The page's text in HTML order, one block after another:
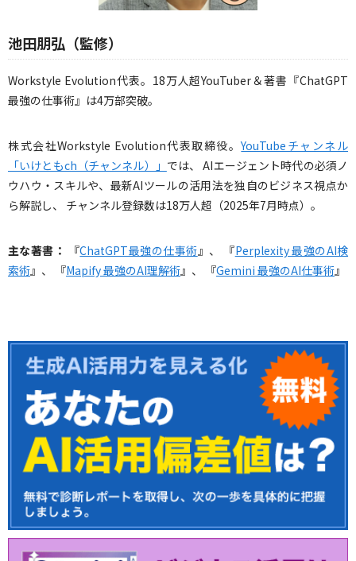
池田朋弘（監修）
Workstyle Evolution代表。18万人超YouTuber＆著書『ChatGPT
最強の仕事術』は4万部突破。
株式会社Workstyle Evolution代表取締役。YouTubeチャンネル
「いけともch（チャンネル）」 では、 AIエージェント時代の必須ノ
ウハウ・スキルや、最新AIツールの活用法を独自のビジネス視点か
ら解説し、 チャンネル登録数は18万人超（2025年7月時点）。
主な著書： 『ChatGPT最強の仕事術 』、 『Perplexity 最強のAI検
索術』、 『Mapify 最強のAI理解術』、 『Gemini 最強のAI仕事術』